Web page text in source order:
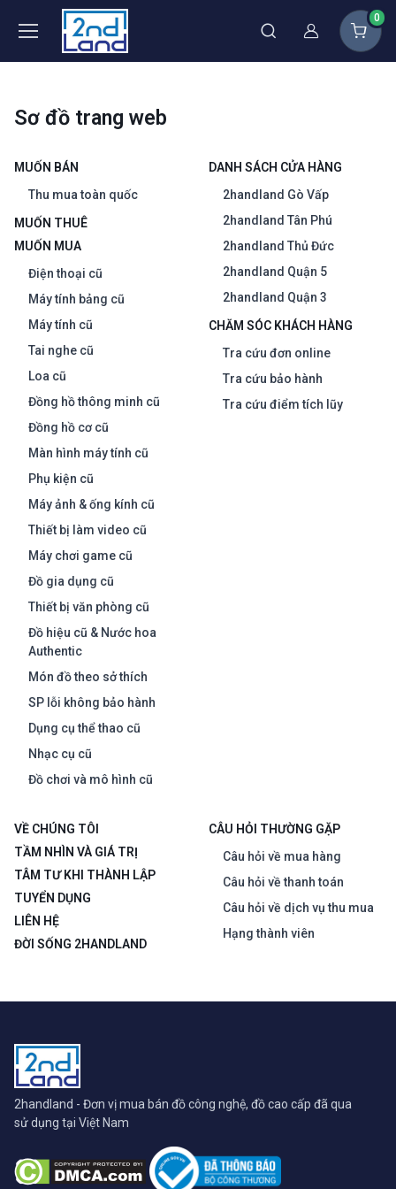
Thành viên
0
Sơ đồ trang web
MUỐN BÁN
Thu mua toàn quốc
MUỐN THUÊ
MUỐN MUA
Điện thoại cũ
Máy tính bảng cũ
Máy tính cũ
Tai nghe cũ
Loa cũ
Đồng hồ thông minh cũ
Đồng hồ cơ cũ
Màn hình máy tính cũ
Phụ kiện cũ
Máy ảnh & ống kính cũ
Thiết bị làm video cũ
Máy chơi game cũ
Đồ gia dụng cũ
Thiết bị văn phòng cũ
Đồ hiệu cũ & Nước hoa
Authentic
Món đồ theo sở thích
SP lỗi không bảo hành
Dụng cụ thể thao cũ
Nhạc cụ cũ
Đồ chơi và mô hình cũ
DANH SÁCH CỬA HÀNG
2handland Gò Vấp
2handland Tân Phú
2handland Thủ Đức
2handland Quận 5
2handland Quận 3
CHĂM SÓC KHÁCH HÀNG
Tra cứu đơn online
Tra cứu bảo hành
Tra cứu điểm tích lũy
VỀ CHÚNG TÔI
TẦM NHÌN VÀ GIÁ TRỊ
TÂM TƯ KHI THÀNH LẬP
TUYỂN DỤNG
LIÊN HỆ
ĐỜI SỐNG 2HANDLAND
CÂU HỎI THƯỜNG GẶP
Câu hỏi về mua hàng
Câu hỏi về thanh toán
Câu hỏi về dịch vụ thu mua
Hạng thành viên
2handland - Đơn vị mua bán đồ công nghệ, đồ cao cấp đã qua
sử dụng tại Việt Nam